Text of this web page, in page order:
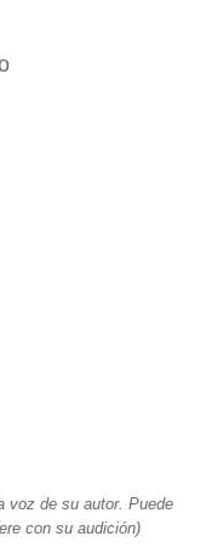
voz de su autor. Puede
con su audición)